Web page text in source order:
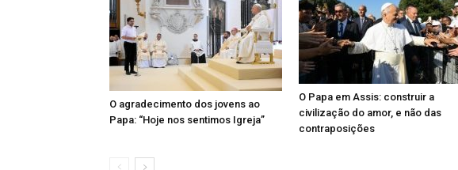
O agradecimento dos jovens ao
Papa: “Hoje nos sentimos Igreja”
O Papa em Assis: construir a
civilização do amor, e não das
contraposições